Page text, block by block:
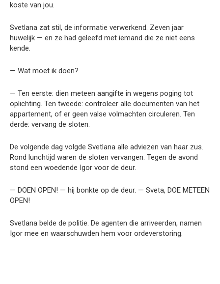
koste van jou.
Svetlana zat stil, de informatie verwerkend. Zeven jaar
huwelijk — en ze had geleefd met iemand die ze niet eens
kende.
— Wat moet ik doen?
— Ten eerste: dien meteen aangifte in wegens poging tot
oplichting. Ten tweede: controleer alle documenten van het
appartement, of er geen valse volmachten circuleren. Ten
derde: vervang de sloten.
De volgende dag volgde Svetlana alle adviezen van haar zus.
Rond lunchtijd waren de sloten vervangen. Tegen de avond
stond een woedende Igor voor de deur.
— DOEN OPEN! — hij bonkte op de deur. — Sveta, DOE METEEN
OPEN!
Svetlana belde de politie. De agenten die arriveerden, namen
Igor mee en waarschuwden hem voor ordeverstoring.